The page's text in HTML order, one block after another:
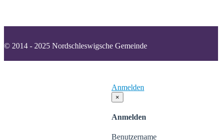
© 2014 - 2025 Nordschleswigsche Gemeinde
Anmelden
×
Anmelden
Benutzername